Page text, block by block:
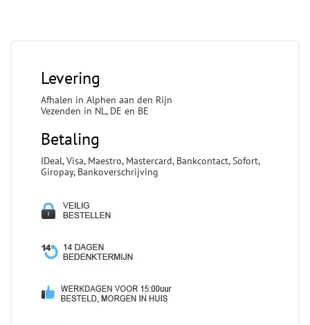
Levering
Afhalen in Alphen aan den Rijn
Vezenden in NL, DE en BE
Betaling
IDeal, Visa, Maestro, Mastercard, Bankcontact, Sofort,
Giropay, Bankoverschrijving